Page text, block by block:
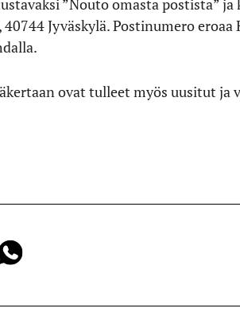
”Nouto omasta postista”
Jyväskylä. Postinumero
ovat tulleet myös uusitut ja